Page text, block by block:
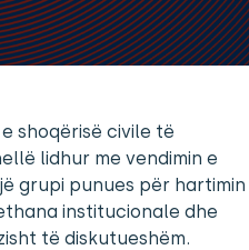
shoqërisë civile të
lidhur me vendimin e
grupi punues për hartimin
institucionale dhe
të diskutueshëm.